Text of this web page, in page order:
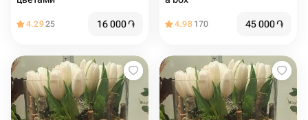
4.2925 16 000֏ 4.98 170 45 000֏